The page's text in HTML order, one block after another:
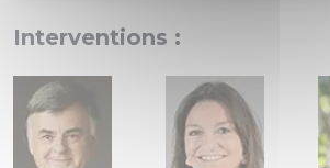
Interventions :